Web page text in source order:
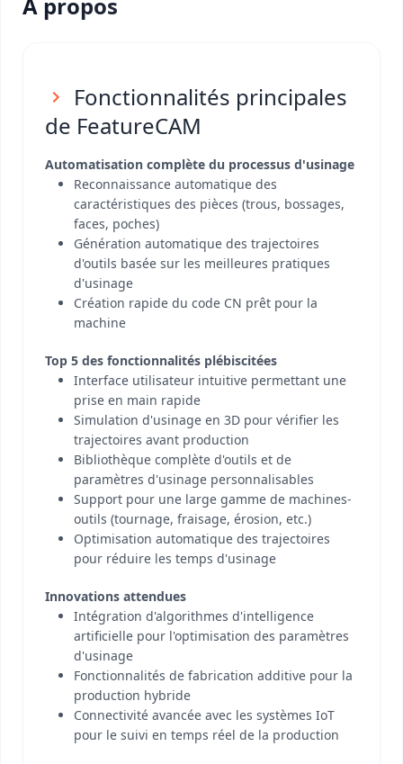
Fonctionnalités principales
de FeatureCAM
Automatisation complète du processus d'usinage
Reconnaissance automatique des
caractéristiques des pièces (trous, bossages,
faces, poches)
Génération automatique des trajectoires
d'outils basée sur les meilleures pratiques
d'usinage
Création rapide du code CN prêt pour la
machine
Top 5 des fonctionnalités plébiscitées
Interface utilisateur intuitive permettant une
prise en main rapide
Simulation d'usinage en 3D pour vérifier les
trajectoires avant production
Bibliothèque complète d'outils et de
paramètres d'usinage personnalisables
Support pour une large gamme de machines-
outils (tournage, fraisage, érosion, etc.)
Optimisation automatique des trajectoires
pour réduire les temps d'usinage
Innovations attendues
Intégration d'algorithmes d'intelligence
artificielle pour l'optimisation des paramètres
d'usinage
Fonctionnalités de fabrication additive pour la
production hybride
Connectivité avancée avec les systèmes IoT
pour le suivi en temps réel de la production